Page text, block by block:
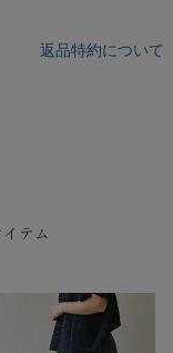
返品特約について
テム